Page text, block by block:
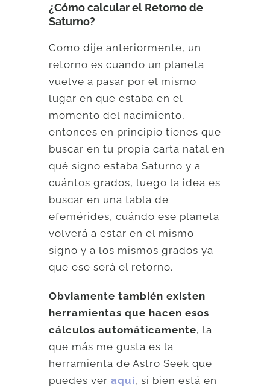
¿Cómo calcular el Retorno de
Saturno?
Como dije anteriormente, un
retorno es cuando un planeta
vuelve a pasar por el mismo
lugar en que estaba en el
momento del nacimiento,
entonces en principio tienes que
buscar en tu propia carta natal en
qué signo estaba Saturno y a
cuántos grados, luego la idea es
buscar en una tabla de
efemérides, cuándo ese planeta
volverá a estar en el mismo
signo y a los mismos grados ya
que ese será el retorno.
Obviamente también existen
herramientas que hacen esos
cálculos automáticamente, la
que más me gusta es la
herramienta de Astro Seek que
puedes veraquí, si bien está en